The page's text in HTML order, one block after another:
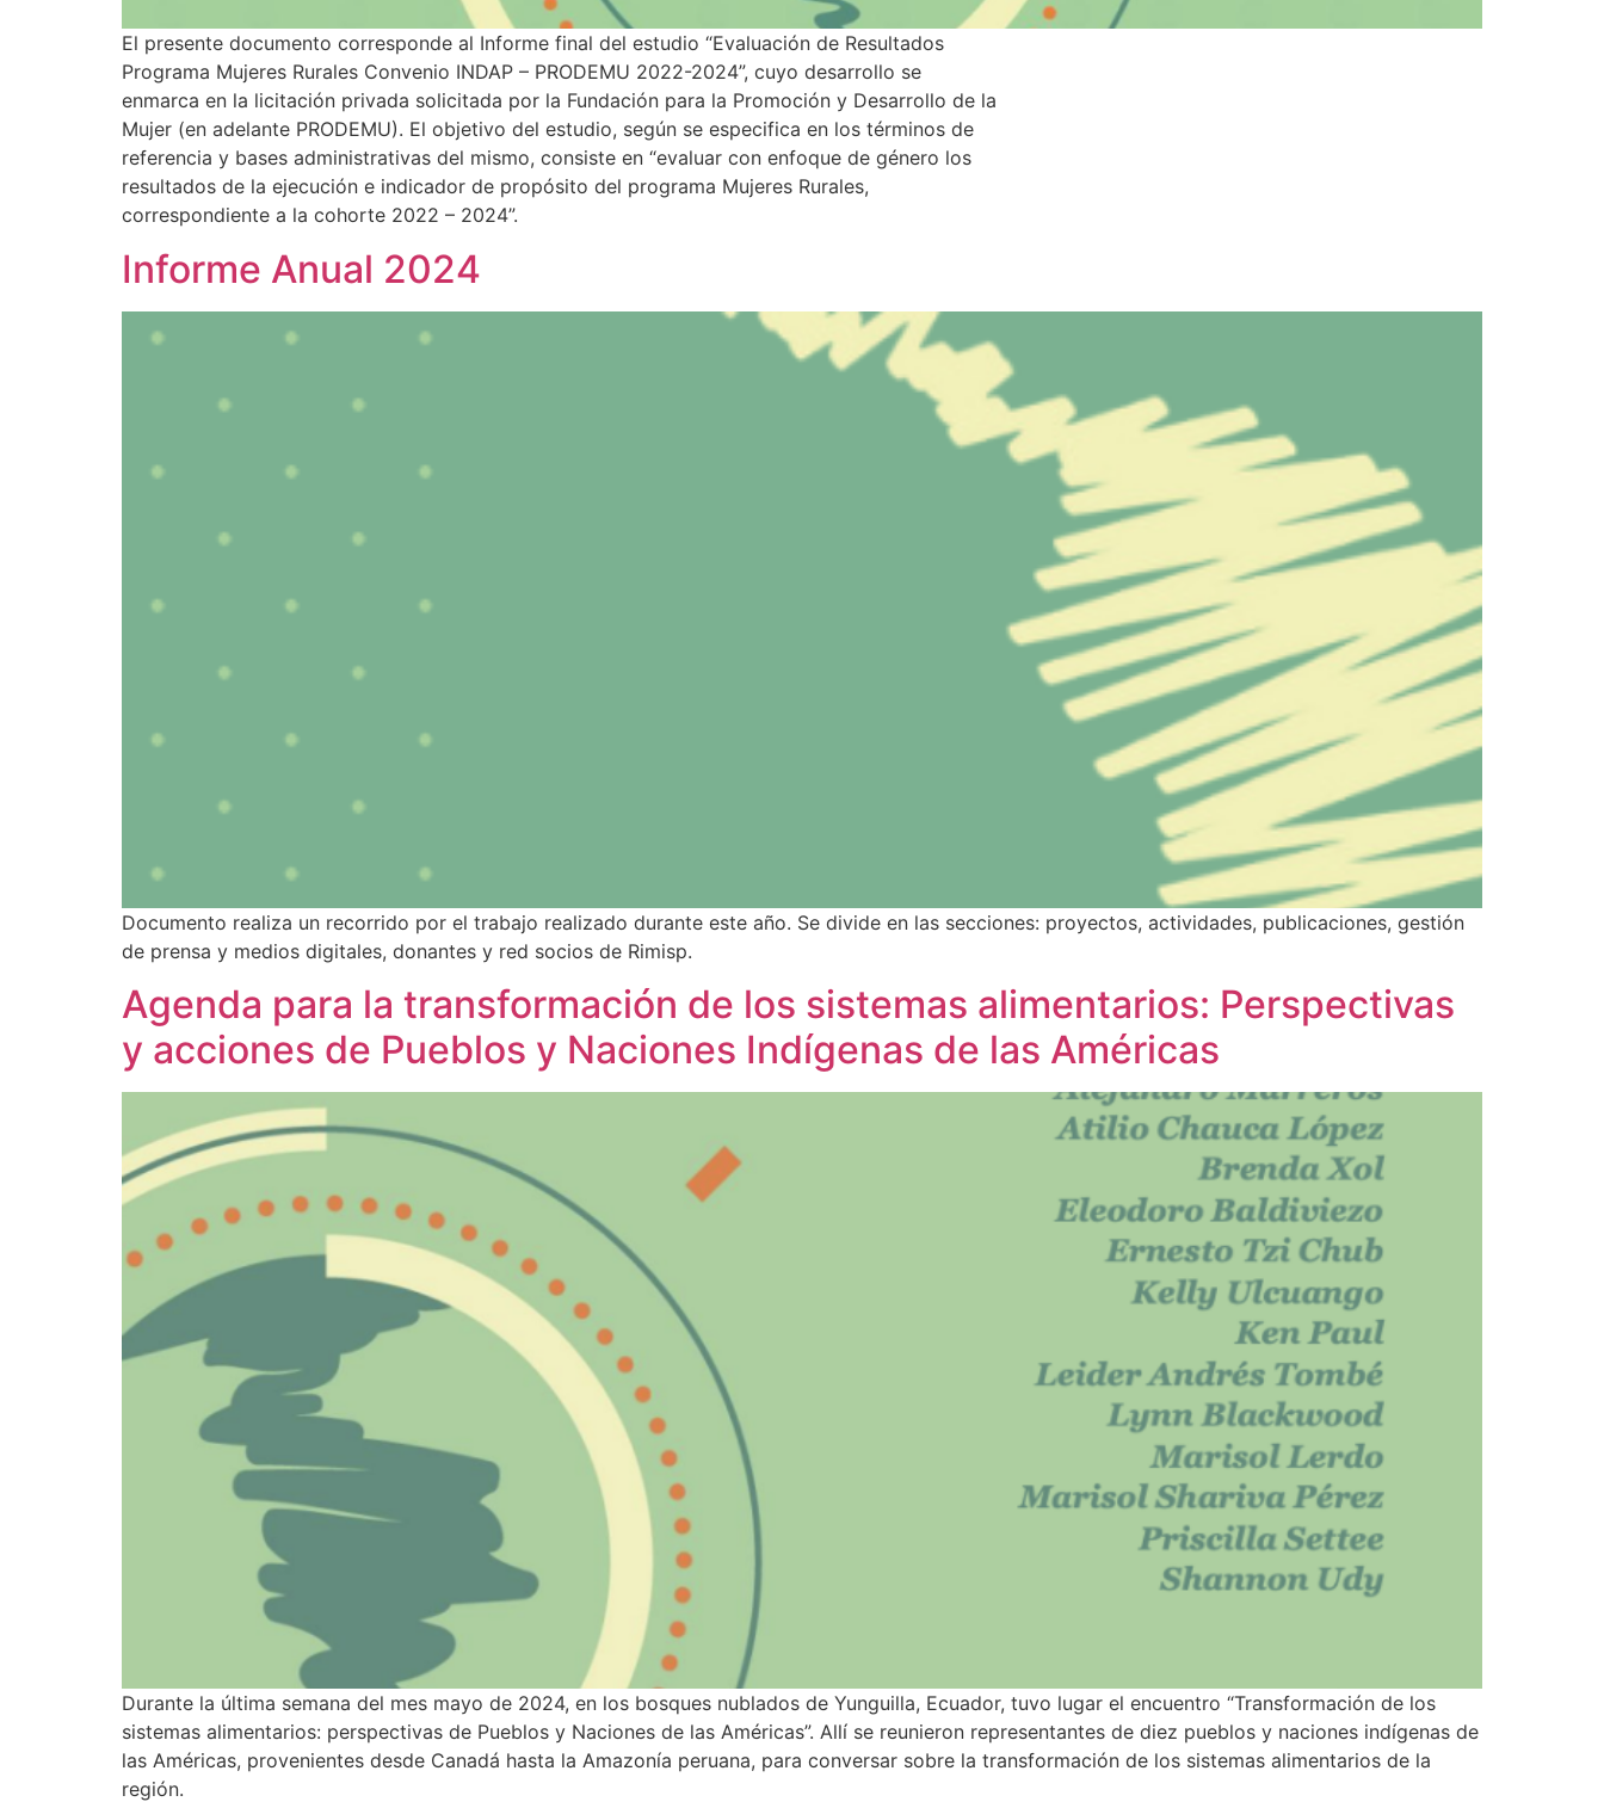
El presente documento corresponde al Informe final del estudio “Evaluación de Resultados
Programa Mujeres Rurales Convenio INDAP – PRODEMU 2022-2024”, cuyo desarrollo se
enmarca en la licitación privada solicitada por la Fundación para la Promoción y Desarrollo de la
Mujer (en adelante PRODEMU). El objetivo del estudio, según se especifica en los términos de
referencia y bases administrativas del mismo, consiste en “evaluar con enfoque de género los
resultados de la ejecución e indicador de propósito del programa Mujeres Rurales,
correspondiente a la cohorte 2022 – 2024”.
Informe Anual 2024
Documento realiza un recorrido por el trabajo realizado durante este año. Se divide en las secciones: proyectos, actividades, publicaciones, gestión
de prensa y medios digitales, donantes y red socios de Rimisp.
Agenda para la transformación de los sistemas alimentarios: Perspectivas
y acciones de Pueblos y Naciones Indígenas de las Américas
Durante la última semana del mes mayo de 2024, en los bosques nublados de Yunguilla, Ecuador, tuvo lugar el encuentro “Transformación de los
sistemas alimentarios: perspectivas de Pueblos y Naciones de las Américas”. Allí se reunieron representantes de diez pueblos y naciones indígenas de
las Américas, provenientes desde Canadá hasta la Amazonía peruana, para conversar sobre la transformación de los sistemas alimentarios de la
región.